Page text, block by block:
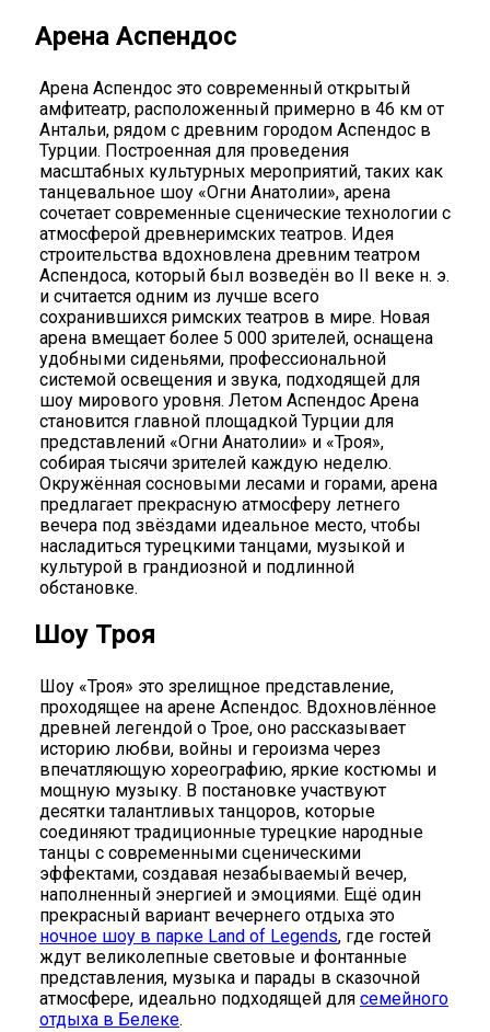
Арена Аспендос
Арена Аспендос это современный открытый
амфитеатр, расположенный примерно в 46 км от
Антальи, рядом с древним городом Аспендос в
Турции. Построенная для проведения
масштабных культурных мероприятий, таких как
танцевальное шоу «Огни Анатолии», арена
сочетает современные сценические технологии с
атмосферой древнеримских театров. Идея
строительства вдохновлена древним театром
Аспендоса, который был возведён во II веке н. э.
и считается одним из лучше всего
сохранившихся римских театров в мире. Новая
арена вмещает более 5 000 зрителей, оснащена
удобными сиденьями, профессиональной
системой освещения и звука, подходящей для
шоу мирового уровня. Летом Аспендос Арена
становится главной площадкой Турции для
представлений «Огни Анатолии» и «Троя»,
собирая тысячи зрителей каждую неделю.
Окружённая сосновыми лесами и горами, арена
предлагает прекрасную атмосферу летнего
вечера под звёздами идеальное место, чтобы
насладиться турецкими танцами, музыкой и
культурой в грандиозной и подлинной
обстановке.
Шоу Троя
Шоу «Троя» это зрелищное представление,
проходящее на арене Аспендос. Вдохновлённое
древней легендой о Трое, оно рассказывает
историю любви, войны и героизма через
впечатляющую хореографию, яркие костюмы и
мощную музыку. В постановке участвуют
десятки талантливых танцоров, которые
соединяют традиционные турецкие народные
танцы с современными сценическими
эффектами, создавая незабываемый вечер,
наполненный энергией и эмоциями. Ещё один
прекрасный вариант вечернего отдыха это
ночное шоу в парке Land of Legends, где гостей
ждут великолепные световые и фонтанные
представления, музыка и парады в сказочной
атмосфере, идеально подходящей для семейного
отдыха в Белеке.